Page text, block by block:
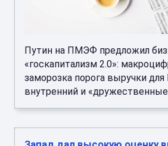
Путин на ПМЭФ предложил
«госкапитализм 2.0»:
заморозка порога выручки
внутренний и